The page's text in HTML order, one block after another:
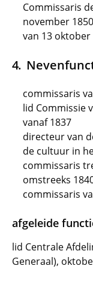
Commissaris
november
van 13 oktober
commissaris
lid Commissie
vanaf 1837
directeur van
de cultuur in
commissaris
omstreeks
commissaris
afgeleide
lid Centrale
Generaal),